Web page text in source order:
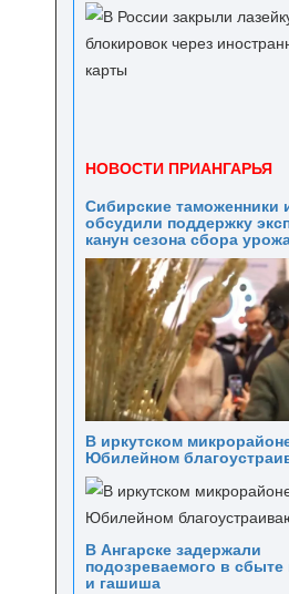
НОВОСТИ ПРИАНГАРЬЯ
Сибирские таможенники
обсудили поддержку
канун сезона сбора
В иркутском
Юбилейном
В Ангарске задержали
подозреваемого в
и гашиша